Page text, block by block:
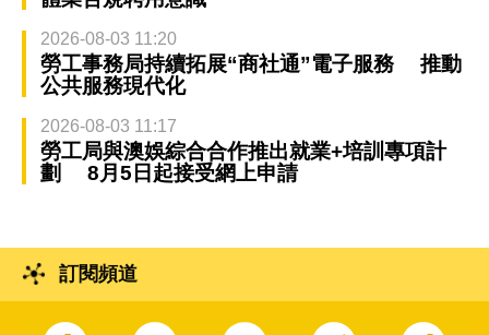
2026-08-03 11:20
勞工事務局持續拓展“商社通”電子服務 推動
公共服務現代化
2026-08-03 11:17
勞工局與澳娛綜合合作推出就業+培訓專項計
劃 8月5日起接受網上申請
訂閱頻道